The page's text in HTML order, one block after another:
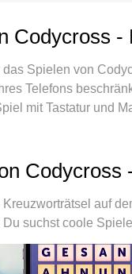
Codycross
Spielen von
Telefons
mit Tastatur und
herunter
Kreuzworträtsel auf
mit unserem
PC-Spiel. Der
Gerät. Und das
freisetzen und für
auf
suchst coole